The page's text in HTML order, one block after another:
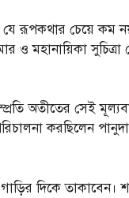
যে রূপকথার চেয়ে কম
ও মহানায়িকা সুচিত্রা
অতীতের সেই
করছিলেন
দিকে তাকাবেন।